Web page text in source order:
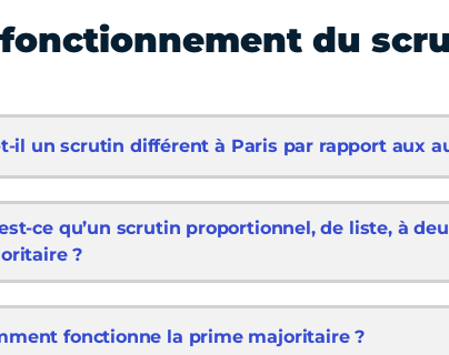
du
t-il un scrutin différent à Paris par rapport aux
ce qu’un scrutin proportionnel, de liste, à
?
fonctionne la prime majoritaire ?